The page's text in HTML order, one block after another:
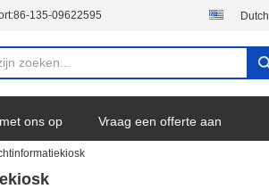
86-135-09622595 Dutch
ons op Vraag een offerte aan